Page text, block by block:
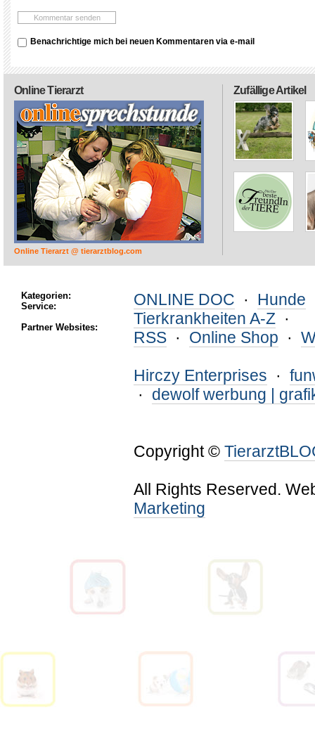
Benachrichtige mich bei neuen Kommentaren via e-mail
Zufällige Artikel
Online Tierarzt
Online Tierarzt @ tierarztblog.com
Kategorien:
Service:
Partner Websites:
ONLINE DOC · Hunde
Tierkrankheiten A-Z ·
RSS · Online Shop ·
Hirczy Enterprises ·
· dewolf werbung |
Copyright ©
All Rights Reserved.
Marketing